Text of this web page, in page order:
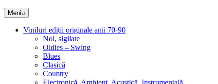
Meniu
Viniluri ediții originale anii 70-90
Noi, sigilate
Oldies – Swing
Blues
Clasică
Country
Electronică, Ambient, Acustică, Instrumentală